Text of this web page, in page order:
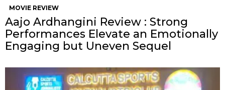
MOVIE REVIEW
Aajo Ardhangini Review : Strong
Performances Elevate an Emotionally
Engaging but Uneven Sequel